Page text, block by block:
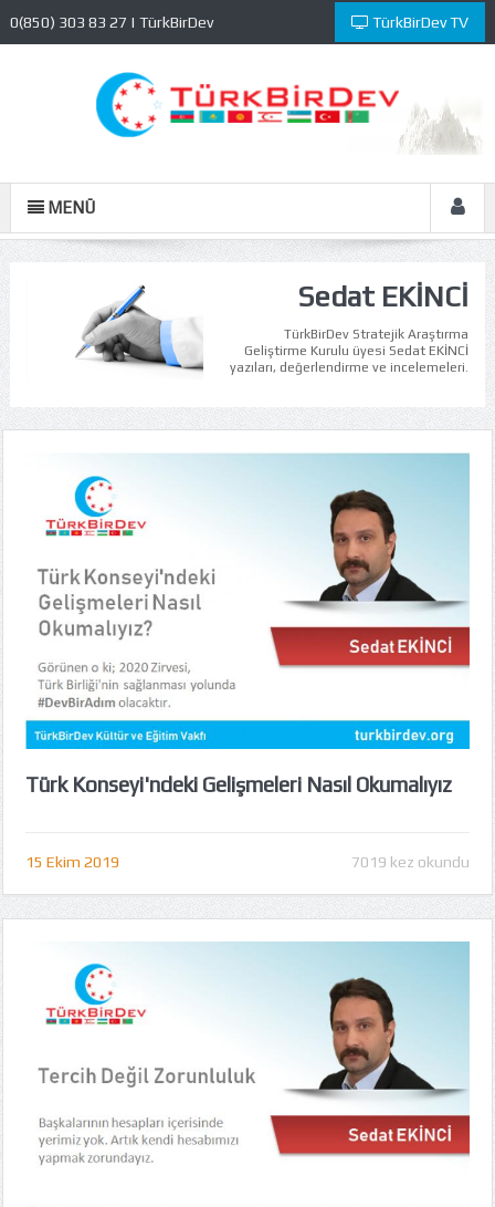
0(850) 303 83 27 | TürkBirDev TürkBirDev TV
MENÜ
Sedat EKİNCİ
TürkBirDev Stratejik Araştırma
Geliştirme Kurulu üyesi Sedat EKİNCİ
yazıları, değerlendirme ve incelemeleri.
Türk Konseyi'ndeki Gelişmeleri Nasıl Okumalıyız
15 Ekim 2019 7019 kez okundu